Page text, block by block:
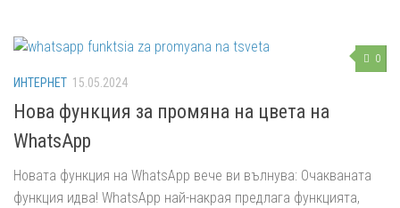
0
ИНТЕРНЕТ 15.05.2024
Нова функция за промяна на цвета на
WhatsApp
Новата функция на WhatsApp вече ви вълнува: Очакваната
функция идва! WhatsApp най-накрая предлага функцията,